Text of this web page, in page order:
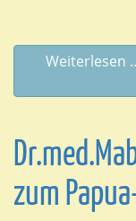
Weiterlesen
zum